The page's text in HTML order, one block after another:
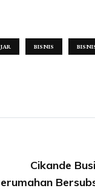
BISNIS
Cikande